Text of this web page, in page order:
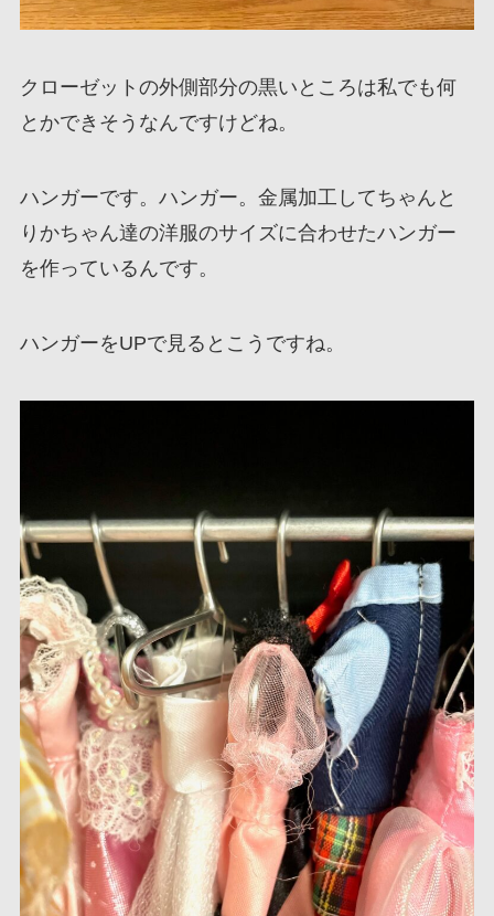
クローゼットの外側部分の黒いところは私でも何
とかできそうなんですけどね。
ハンガーです。ハンガー。金属加工してちゃんと
りかちゃん達の洋服のサイズに合わせたハンガー
を作っているんです。
ハンガーをUPで見るとこうですね。